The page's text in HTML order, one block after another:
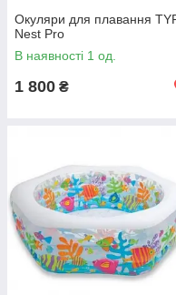
Окуляри для плавання
Nest Pro
В наявності 1 од.
1 800 ₴